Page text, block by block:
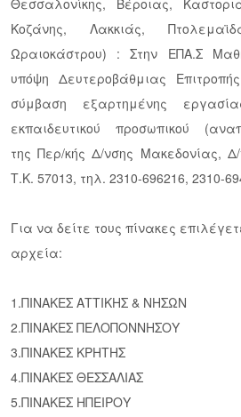
Θεσσαλονίκης, Βέροιας,
Κοζάνης, Λακκιάς,
Ωραιοκάστρου) : Στην ΕΠΑ.Σ
υπόψη Δευτεροβάθμιας
σύμβαση εξαρτημένης
εκπαιδευτικού προσωπικού
της Περ/κής Δ/νσης Μακεδονίας,
Τ.Κ. 57013, τηλ. 2310-696216, 2310-
Για να δείτε τους πίνακες
αρχεία:
1.ΠΙΝΑΚΕΣ ΑΤΤΙΚΗΣ & ΝΗΣΩΝ
2.ΠΙΝΑΚΕΣ ΠΕΛΟΠΟΝΝΗΣΟΥ
3.ΠΙΝΑΚΕΣ ΚΡΗΤΗΣ
4.ΠΙΝΑΚΕΣ ΘΕΣΣΑΛΙΑΣ
5.ΠΙΝΑΚΕΣ ΗΠΕΙΡΟΥ